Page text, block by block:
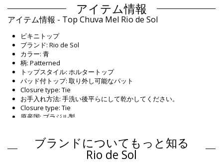
アイテム情報
アイテム情報 - Top Chuva Mel Rio de Sol
ビキニトップ
ブランド: Rio de Sol
カラー: 青
柄: Patterned
トップスタイル: ホルタートップ
パッド付トップ: 取り外し可能なパット
Closure type: Tie
お手入れ方法: 手洗い後平らにして乾かしてください。
Closure type: Tie
原産国: ブラジル製
組成物
組成物: 84% Polyamide, 16% Elastane - OEKO-TEX - UV
ブランドについてもっと知る
Rio de Sol